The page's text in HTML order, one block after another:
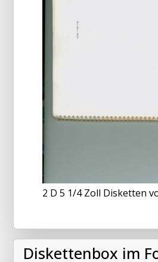
2 D 5 1/4 Zoll Disketten
Diskettenbox im